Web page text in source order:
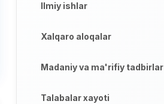
Ilmiy ishlar
Xalqaro aloqalar
Madaniy va ma'rifiy tadbirlar
Talabalar xayoti